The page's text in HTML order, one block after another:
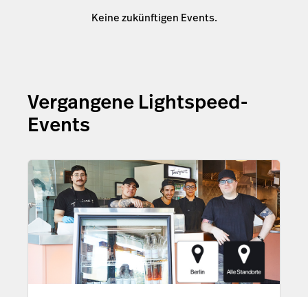
Keine zukünftigen Events.
Vergangene Lightspeed-
Events